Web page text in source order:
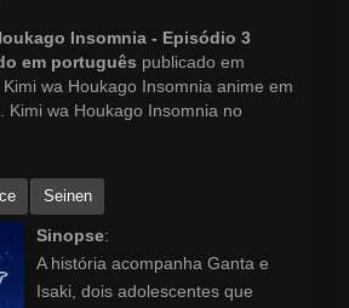
Insomnia - Episódio 3
em português publicado em
wa Houkago Insomnia anime em
Kimi wa Houkago Insomnia no
Seinen
Sinopse:
A história acompanha Ganta e
Isaki, dois adolescentes que